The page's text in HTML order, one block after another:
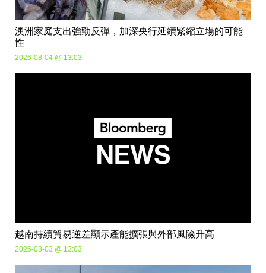
澳洲家庭支出強勁反彈，加深央行延續緊縮立場的可能
性
2026-08-04 @ 13:03
越南持續貿易逆差顯示產能擴張與外部風險升高
2026-08-03 @ 13:03